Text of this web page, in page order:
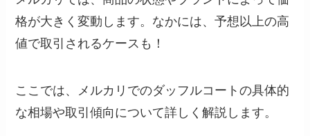
格が大きく変動します。なかには、予想以上の高
値で取引されるケースも！
ここでは、メルカリでのダッフルコートの具体的
な相場や取引傾向について詳しく解説します。